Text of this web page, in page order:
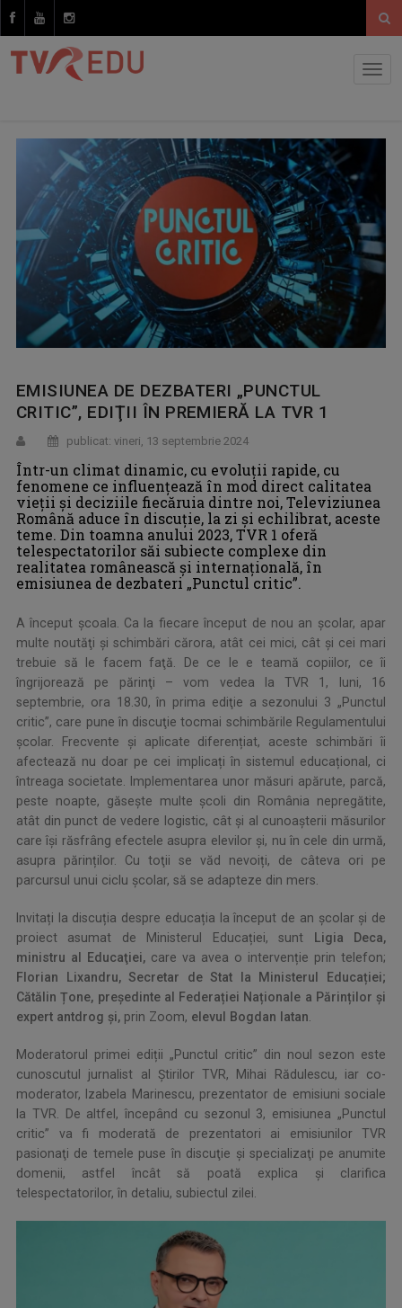
EMISIUNEA DE DEZBATERI „PUNCTUL
CRITIC”, EDIŢII ÎN PREMIERĂ LA TVR 1
publicat: vineri, 13 septembrie 2024
Într-un climat dinamic, cu evoluţii rapide, cu
fenomene ce influenţează în mod direct calitatea
vieţii şi deciziile fiecăruia dintre noi, Televiziunea
Română aduce în discuţie, la zi şi echilibrat, aceste
teme. Din toamna anului 2023, TVR 1 oferă
telespectatorilor săi subiecte complexe din
realitatea românească şi internaţională, în
emisiunea de dezbateri „Punctul critic”.
A început şcoala. Ca la fiecare început de nou an şcolar, apar
multe noutăţi şi schimbări cărora, atât cei mici, cât şi cei mari
trebuie să le facem faţă. De ce le e teamă copiilor, ce îi
îngrijorează pe părinţi – vom vedea la TVR 1, luni, 16
septembrie, ora 18.30, în prima ediţie a sezonului 3 „Punctul
critic”, care pune în discuţie tocmai schimbările Regulamentului
școlar. Frecvente și aplicate diferențiat, aceste schimbări îi
afectează nu doar pe cei implicați în sistemul educațional, ci
întreaga societate. Implementarea unor măsuri apărute, parcă,
peste noapte, găsește multe școli din România nepregătite,
atât din punct de vedere logistic, cât și al cunoașterii măsurilor
care își răsfrâng efectele asupra elevilor și, nu în cele din urmă,
asupra părinților. Cu toţii se văd nevoiți, de câteva ori pe
parcursul unui ciclu școlar, să se adapteze din mers.
Invitați la discuția despre educația la început de an școlar și de
proiect asumat de Ministerul Educației, sunt
Ligia Deca,
ministru al Educaţiei, care va avea o intervenție prin telefon;
Florian Lixandru, Secretar de Stat la Ministerul Educației;
Cătălin Țone, președinte al Federației Naționale a Părinților și
expert antdrog și, prin Zoom, elevul Bogdan Iatan
Moderatorul primei ediții „Punctul critic” din noul sezon este
cunoscutul jurnalist al Ştirilor TVR, Mihai Rădulescu, iar co-
moderator, Izabela Marinescu, prezentator de emisiuni sociale
la TVR. De altfel, începând cu sezonul 3, emisiunea „Punctul
critic” va fi moderată de prezentatori ai emisiunilor TVR
pasionaţi de temele puse în discuţie şi specializaţi pe anumite
domenii, astfel încât să poată explica şi clarifica
telespectatorilor, în detaliu, subiectul zilei.